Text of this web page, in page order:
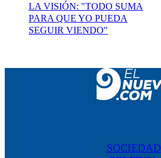
LA VISIÓN: "TODO SUMA
PARA QUE YO PUEDA
SEGUIR VIENDO"
SOCIEDAD